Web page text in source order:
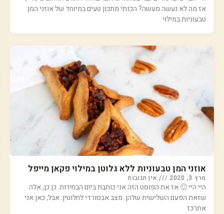
אז מה לא נעשה מעשה? הכנתי מתכון טעים במיוחד של אוזני המן
טבעוניות במילוי
אוזני המן טבעוניות ללא גלוטן במילוי פקאן מייפל
מרץ 3, 2020 אין תגובות
היי היי 🙂 אז את הפוסט הזה אני כותבת ביום הבחירות. כן כן, אלה
שזאת הפעם השלישית שלהן. מצב אבסורדי לחלוטין. אבל, כאן אני
אתרכז